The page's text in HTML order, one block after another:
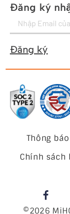
Đăng ký
Đăng ký
Thông
Chính sách
©2026